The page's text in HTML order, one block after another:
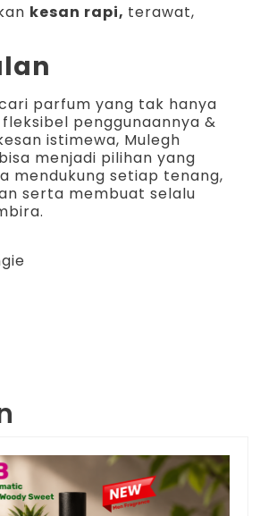
kesan rapi, terawat,
parfum yang tak hanya
penggunaannya &
istimewa, Mulegh
menjadi pilihan yang
mendukung setiap tenang,
serta membuat selalu